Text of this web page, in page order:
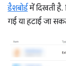
डैशबोर्डमें दिखती है.
गई या हटाई जा